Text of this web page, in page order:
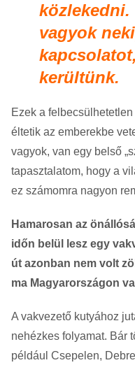
vagyok
kerültünk.
Ezek a
éltetik az emberekbe
vagyok, van egy belső
tapasztalatom, hogy a
ez számomra nagyon
Hamarosan az
időn belül lesz egy
út azonban nem volt
ma Magyarországon
A vakvezető kutyához
nehézkes folyamat. Bár
például Csepelen,